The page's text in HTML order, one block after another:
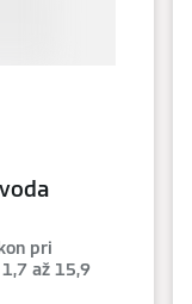
pri
až 15,9